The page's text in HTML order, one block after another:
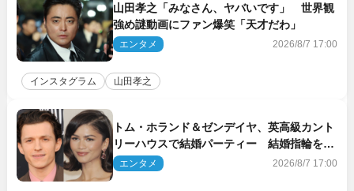
山田孝之「みなさん、ヤバいです」 世界観
強め謎動画にファン爆笑「天才だわ」
エンタメ 2026/8/7 17:00
インスタグラム 山田孝之
トム・ホランド＆ゼンデイヤ、英高級カント
リーハウスで結婚パーティー 結婚指輪を身
に着けたトムも初キャッチ
エンタメ 2026/8/7 17:00